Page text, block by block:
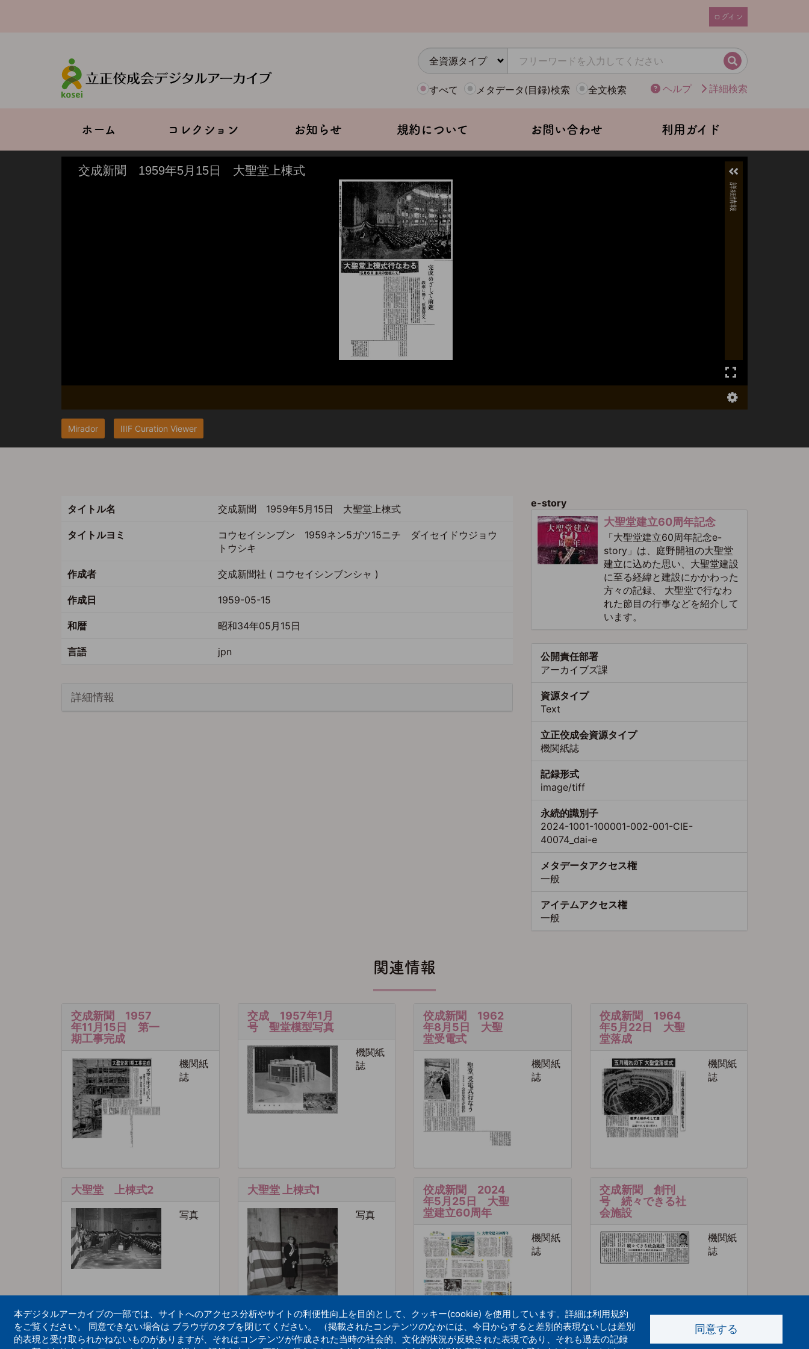
ユ
ー
ー
ア
ウ
ト
ログイン
検索
すべて メタデータ(目録)検索 全文検索 ヘルプ 詳細検索
Main
navigation
ホーム コレクション お知らせ 規約について お問い合わせ 利用ガイド
Mirador IIIF Curation Viewer
タイトル名 交成新聞 1959年5月15日 大聖堂上棟式
タイトルヨミ
コウセイシンブン 1959ネン5ガツ15ニチ ダイセイドウジョウ
トウシキ
作成者 交成新聞社 ( コウセイシンブンシャ )
作成日 1959-05-15
和暦 昭和34年05月15日
言語 jpn
詳細情報
e-story
大聖堂建立60周年記念
「大聖堂建立60周年記念e-
story」は、庭野開祖の大聖堂
建立に込めた思い、大聖堂建設
に至る経緯と建設にかかわった
方々の記録、 大聖堂で行なわ
れた節目の行事などを紹介して
います。
公開責任部署
アーカイブズ課
資源タイプ
Text
立正佼成会資源タイプ
機関紙誌
記録形式
image/tiff
永続的識別子
2024-1001-100001-002-001-CIE-
40074_dai-e
メタデータアクセス権
一般
アイテムアクセス権
一般
関連情報
交成新聞 1957
年11月15日 第一
期工事完成
機関紙
誌
交成 1957年1月
号 聖堂模型写真
機関紙
誌
佼成新聞 1962
年8月5日 大聖
堂受電式
機関紙
誌
佼成新聞 1964
年5月22日 大聖
堂落成
機関紙
誌
大聖堂 上棟式2
写真
大聖堂 上棟式1
写真
佼成新聞 2024
年5月25日 大聖
堂建立60周年
機関紙
誌
交成新聞 創刊
号 続々できる社
会施設
機関紙
誌
本デジタルアーカイブの一部では、サイトへのアクセス分析やサイトの利便性向上を目的として、クッキー(cookie) を使用しています。詳細は利用規約
をご覧ください。 同意できない場合は ブラウザのタブを閉じてください。 （掲載されたコンテンツのなかには、今日からすると差別的表現ないしは差別
的表現と受け取られかねないものがありますが、それはコンテンツが作成された当時の社会的、文化的状況が反映された表現であり、それも過去の記録
同意する